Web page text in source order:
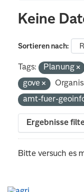
Keine
Sortieren nach
Tags: Planung
gove
amt-fuer-
Ergebnisse
Bitte versuch es